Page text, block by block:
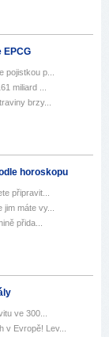
EPCG
p...
miliard ...
brzy...
horoskopu
připravit...
máte vy...
přida...
ve 300...
Evropě! Lev...